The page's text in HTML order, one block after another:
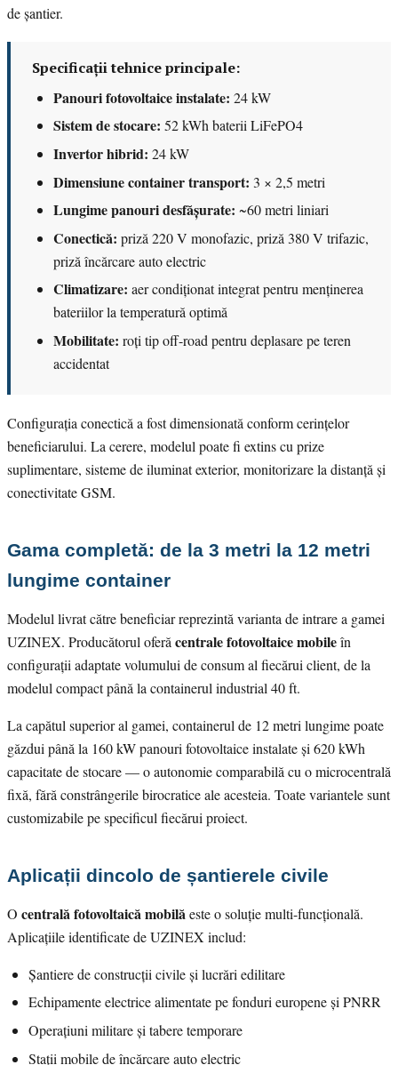
de șantier.
Specificații tehnice principale:
Panouri fotovoltaice instalate: 24 kW
Sistem de stocare: 52 kWh baterii LiFePO4
Invertor hibrid: 24 kW
Dimensiune container transport: 3 × 2,5 metri
Lungime panouri desfășurate: ~60 metri liniari
Conectică: priză 220 V monofazic, priză 380 V trifazic,
priză încărcare auto electric
Climatizare: aer condiționat integrat pentru menținerea
bateriilor la temperatură optimă
Mobilitate: roți tip off-road pentru deplasare pe teren
accidentat
Configurația conectică a fost dimensionată conform cerințelor
beneficiarului. La cerere, modelul poate fi extins cu prize
suplimentare, sisteme de iluminat exterior, monitorizare la distanță și
conectivitate GSM.
Gama completă: de la 3 metri la 12 metri
lungime container
Modelul livrat către beneficiar reprezintă varianta de intrare a gamei
UZINEX. Producătorul oferă centrale fotovoltaice mobileîn
configurații adaptate volumului de consum al fiecărui client, de la
modelul compact până la containerul industrial 40 ft.
La capătul superior al gamei, containerul de 12 metri lungime poate
găzdui până la 160 kW panouri fotovoltaice instalate și 620 kWh
capacitate de stocare — o autonomie comparabilă cu o microcentrală
fixă, fără constrângerile birocratice ale acesteia. Toate variantele sunt
customizabile pe specificul fiecărui proiect.
Aplicații dincolo de șantierele civile
O centrală fotovoltaică mobilăeste o soluție multi-funcțională.
Aplicațiile identificate de UZINEX includ:
Șantiere de construcții civile și lucrări edilitare
Echipamente electrice alimentate pe fonduri europene și PNRR
Operațiuni militare și tabere temporare
Stații mobile de încărcare auto electric